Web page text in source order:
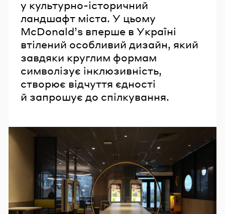
у культурно-історичний
ландшафт міста. У цьому
McDonald’s вперше в Україні
втілений особливий дизайн, який
завдяки круглим формам
символізує інклюзивність,
створює відчуття єдності
й запрошує до спілкування.